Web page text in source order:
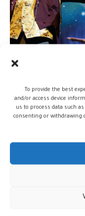
To provide the best
and/or access device
us to process data such
consenting or withdrawing
26 ديسمبر، 2023